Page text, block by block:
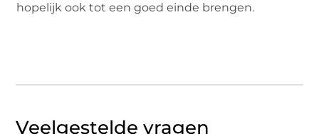
hopelijk ook tot een goed einde brengen.
Veelgestelde vragen